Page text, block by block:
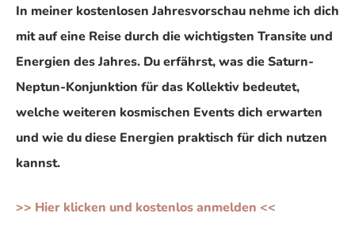
In meiner kostenlosen Jahresvorschau nehme ich dich
mit auf eine Reise durch die wichtigsten Transite und
Energien des Jahres. Du erfährst, was die Saturn-
Neptun-Konjunktion für das Kollektiv bedeutet,
welche weiteren kosmischen Events dich erwarten
und wie du diese Energien praktisch für dich nutzen
kannst.
>> Hier klicken und kostenlos anmelden <<